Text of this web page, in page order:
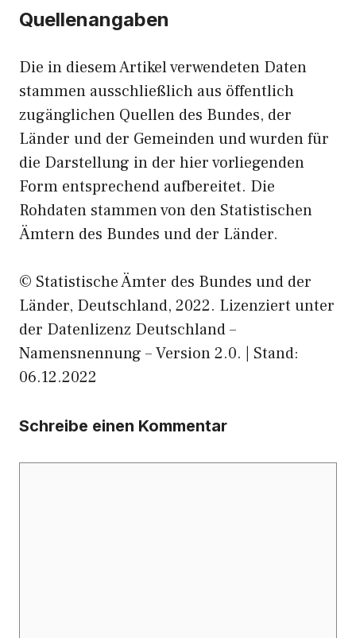
Quellenangaben
Die in diesem Artikel verwendeten Daten
stammen ausschließlich aus öffentlich
zugänglichen Quellen des Bundes, der
Länder und der Gemeinden und wurden für
die Darstellung in der hier vorliegenden
Form entsprechend aufbereitet. Die
Rohdaten stammen von den Statistischen
Ämtern des Bundes und der Länder.
© Statistische Ämter des Bundes und der
Länder, Deutschland, 2022. Lizenziert unter
der Datenlizenz Deutschland –
Namensnennung – Version 2.0. | Stand:
06.12.2022
Schreibe einen Kommentar